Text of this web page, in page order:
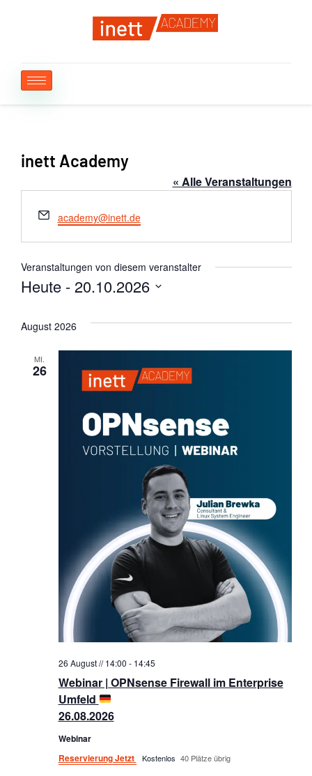
inett Academy
« Alle Veranstaltungen
Email
academy@inett.de
Veranstaltungen von diesem veranstalter
Heute - 20.10.2026
wählen.
August 2026
MI.
26
Webinar | OPNsense Firewall im Enterprise
Umfeld
26.08.2026
26 August // 14:00 - 14:45
Webinar
Reservierung Jetzt
Kostenlos 40 Plätze übrig